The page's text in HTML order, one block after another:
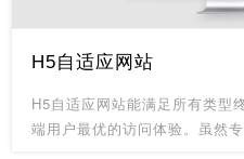
H5自适应网站
H5自适应网站能满足所有类型
端用户最优的访问体验。虽然